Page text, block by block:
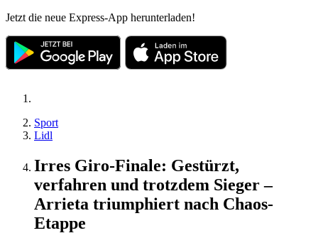
Jetzt die neue Express-App herunterladen!
Sport
Lidl
Irres Giro-Finale: Gestürzt,
verfahren und trotzdem Sieger –
Arrieta triumphiert nach Chaos-
Etappe